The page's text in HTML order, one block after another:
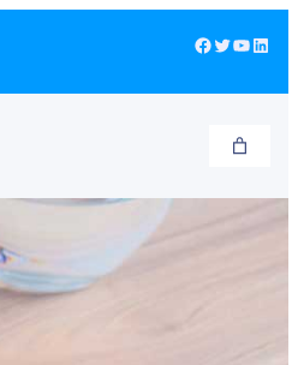
Facebook Twitter YouTube LinkedIn